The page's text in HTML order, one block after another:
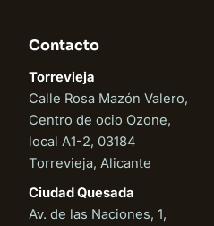
Contacto
Torrevieja
Calle Rosa Mazón Valero,
Centro de ocio Ozone,
local A1-2, 03184
Torrevieja, Alicante
Ciudad Quesada
Av. de las Naciones, 1,